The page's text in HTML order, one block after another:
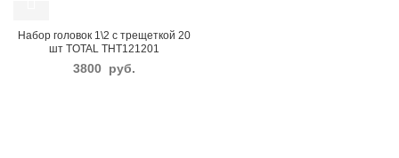
Набор головок 1\2 с трещеткой 20
шт TOTAL THT121201
3800 руб.